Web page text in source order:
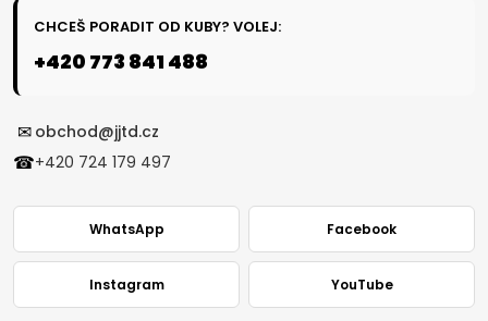
CHCEŠ PORADIT OD KUBY? VOLEJ:
+420 773 841 488
✉ obchod@jjtd.cz
☎+420 724 179 497
WhatsApp Facebook
Instagram YouTube